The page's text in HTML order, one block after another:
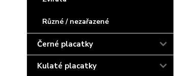
Různé / nezařazené
Černé placatky
Kulaté placatky